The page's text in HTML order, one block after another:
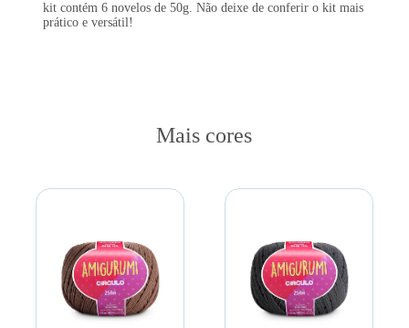
kit contém 6 novelos de 50g. Não deixe de conferir o kit mais
prático e versátil!
Mais cores